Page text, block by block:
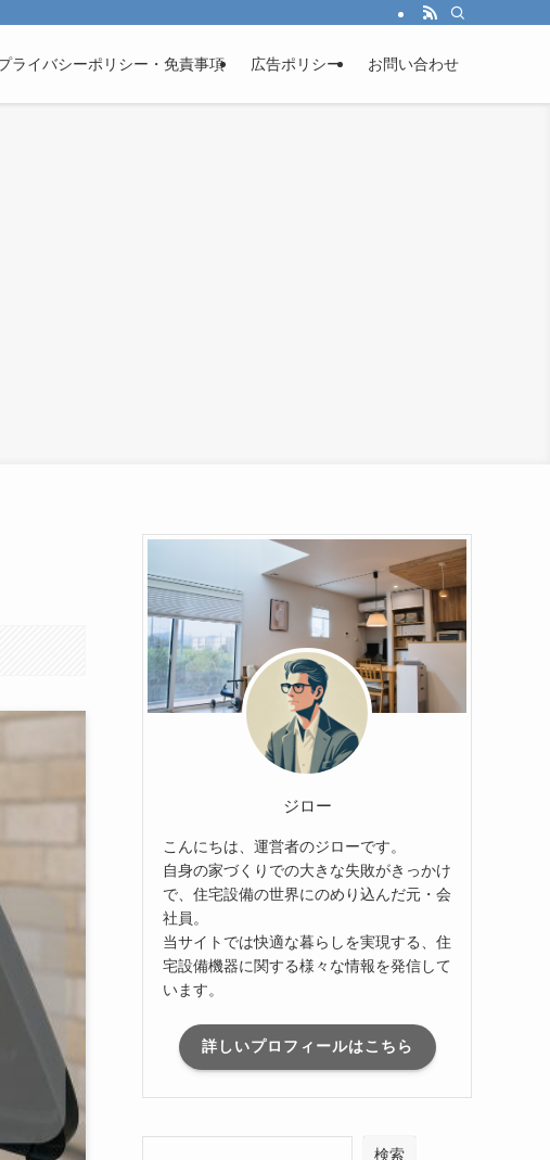
ライバシーポリシー・免責事項 広告ポリシー お問い合わせ
ジロー
こんにちは、運営者のジローです。
自身の家づくりでの大きな失敗がきっかけ
で、住宅設備の世界にのめり込んだ元・会
社員。
当サイトでは快適な暮らしを実現する、住
宅設備機器に関する様々な情報を発信して
います。
詳しいプロフィールはこちら
検索